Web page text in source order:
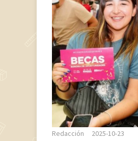
Redacción 2025-10-23